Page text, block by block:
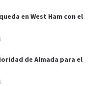
en West Ham con el
de Almada para el